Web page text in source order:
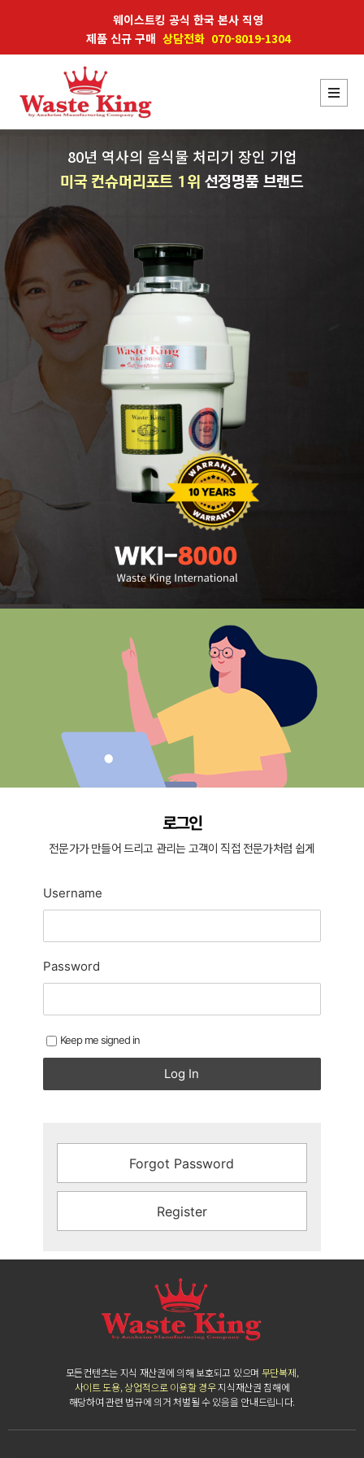
웨이스트킹 공식 한국 본사 직영
제품 신규 구매 상담전화 070-8019-1304
80년 역사의 음식물 처리기 장인 기업
미국 컨슈머리포트 1위 선정명품 브랜드
로그인
전문가가 만들어 드리고 관리는 고객이 직접 전문가처럼 쉽게
Username
Password
Keep me signed in
Log In
Forgot Password
Register
모든컨텐츠는 지식 재산권에 의해 보호되고 있으며 무단복제,
사이트 도용, 상업적으로 이용할 경우지식재산권 침해에
해당하여 관련 법규에 의거 처벌될 수 있음을 안내드립니다.